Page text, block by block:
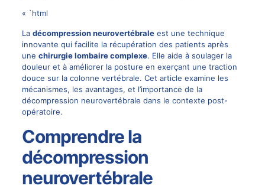
« `html
La décompression neurovertébraleest une technique
innovante qui facilite la récupération des patients après
une chirurgie lombaire complexe. Elle aide à soulager la
douleur et à améliorer la posture en exerçant une traction
douce sur la colonne vertébrale. Cet article examine les
mécanismes, les avantages, et l’importance de la
décompression neurovertébrale dans le contexte post-
opératoire.
Comprendre la
décompression
neurovertébrale